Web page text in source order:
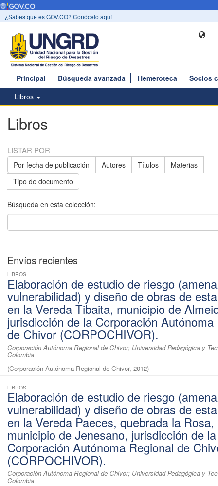
¿Sabes que es GOV.CO? Conócelo aquí
Principal Búsqueda avanzada Hemeroteca
Socios
Libros
Libros
LISTAR POR
Por fecha de publicación Autores Títulos
Materias
Tipo de documento
Búsqueda en esta colección:
Envíos recientes
LIBROS
Elaboración de estudio de riesgo
vulnerabilidad) y diseño de obras de
en la Vereda Tibaita, municipio de
jurisdicción de la Corporación Autónoma
de Chivor (CORPOCHIVOR).
Corporación Autónoma Regional de Chivor; Universidad Pedagógica y
Colombia
(Corporación Autónoma Regional de Chivor, 2012)
LIBROS
Elaboración de estudio de riesgo
vulnerabilidad) y diseño de obras de
en la Vereda Paeces, quebrada la Rosa,
municipio de Jenesano, jurisdicción de la
Corporación Autónoma Regional de
(CORPOCHIVOR).
Corporación Autónoma Regional de Chivor; Universidad Pedagógica y
Colombia